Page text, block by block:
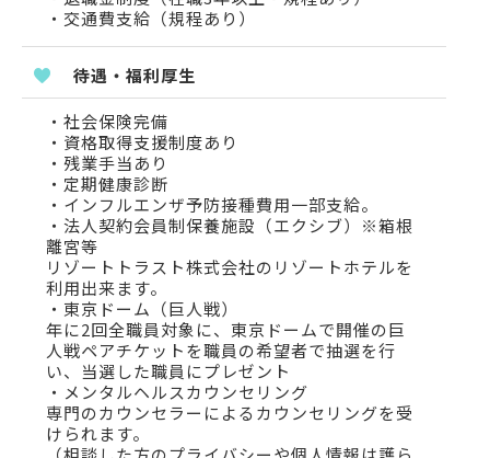
・交通費支給（規程あり）
待遇・福利厚生
・社会保険完備
・資格取得支援制度あり
・残業手当あり
・定期健康診断
・インフルエンザ予防接種費用一部支給。
・法人契約会員制保養施設（エクシブ）※箱根
離宮等
リゾートトラスト株式会社のリゾートホテルを
利用出来ます。
・東京ドーム（巨人戦）
年に2回全職員対象に、東京ドームで開催の巨
人戦ペアチケットを職員の希望者で抽選を行
い、当選した職員にプレゼント
・メンタルヘルスカウンセリング
専門のカウンセラーによるカウンセリングを受
けられます。